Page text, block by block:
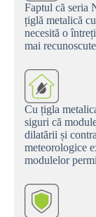
Faptul că seria
țiglă metalică
necesită o
mai
Cu țigla
siguri că
dilatării și
meteorologice
modulelor